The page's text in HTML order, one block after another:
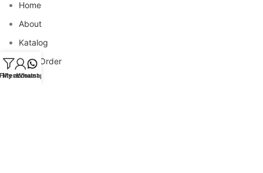
Home
About
Katalog
Cara Order
Blog
My account
Whatsapp